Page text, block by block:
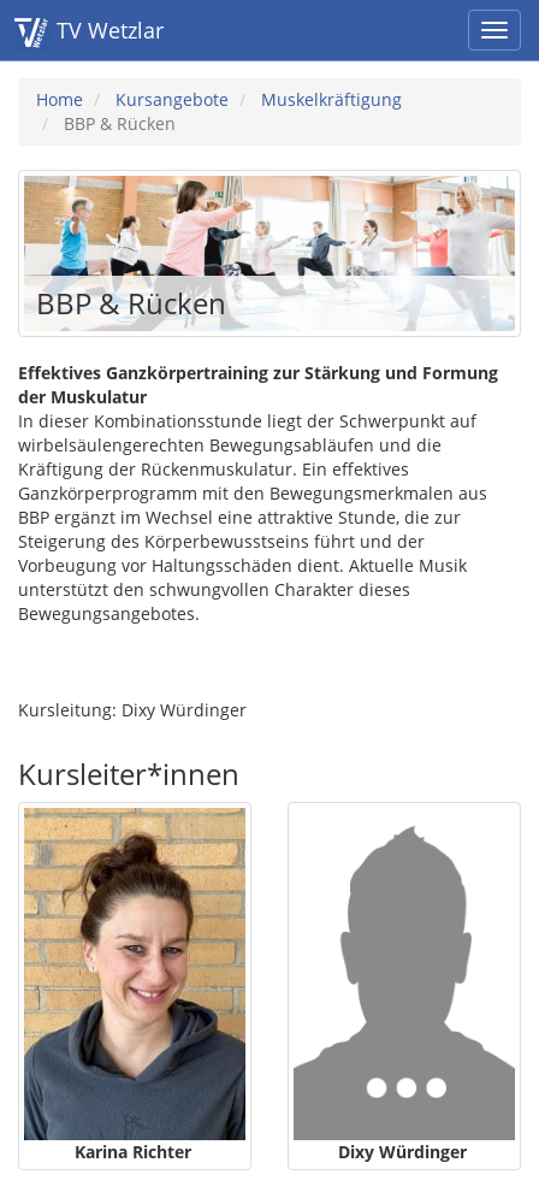
TV Wetzlar
Home Kursangebote
Muskelkräftigung
BBP & Rücken
BBP & Rücken
Effektives Ganzkörpertraining zur Stärkung und Formung
der Muskulatur
In dieser Kombinationsstunde liegt der Schwerpunkt auf
wirbelsäulengerechten Bewegungsabläufen und die
Kräftigung der Rückenmuskulatur. Ein effektives
Ganzkörperprogramm mit den Bewegungsmerkmalen aus
BBP ergänzt im Wechsel eine attraktive Stunde, die zur
Steigerung des Körperbewusstseins führt und der
Vorbeugung vor Haltungsschäden dient. Aktuelle Musik
unterstützt den schwungvollen Charakter dieses
Bewegungsangebotes.
Kursleitung: Dixy Würdinger
Kursleiter*innen
Karina Richter Dixy Würdinger